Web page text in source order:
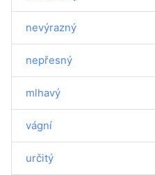
nevýrazný
nepřesný
mlhavý
vágní
určitý